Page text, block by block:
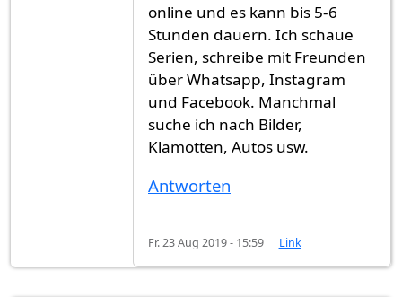
online und es kann bis 5-6
Stunden dauern. Ich schaue
Serien, schreibe mit Freunden
über Whatsapp, Instagram
und Facebook. Manchmal
suche ich nach Bilder,
Klamotten, Autos usw.
Antworten
Fr. 23 Aug 2019 - 15:59 Link